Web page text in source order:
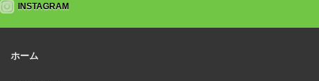
INSTAGRAM
ホーム